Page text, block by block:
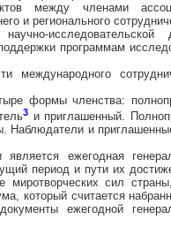
между членами
и регионального
программам
международного
формы членства:
3и приглашенный.
Наблюдатели и
ежегодная
период и пути их
миротворческих сил
который считается
ежегодной